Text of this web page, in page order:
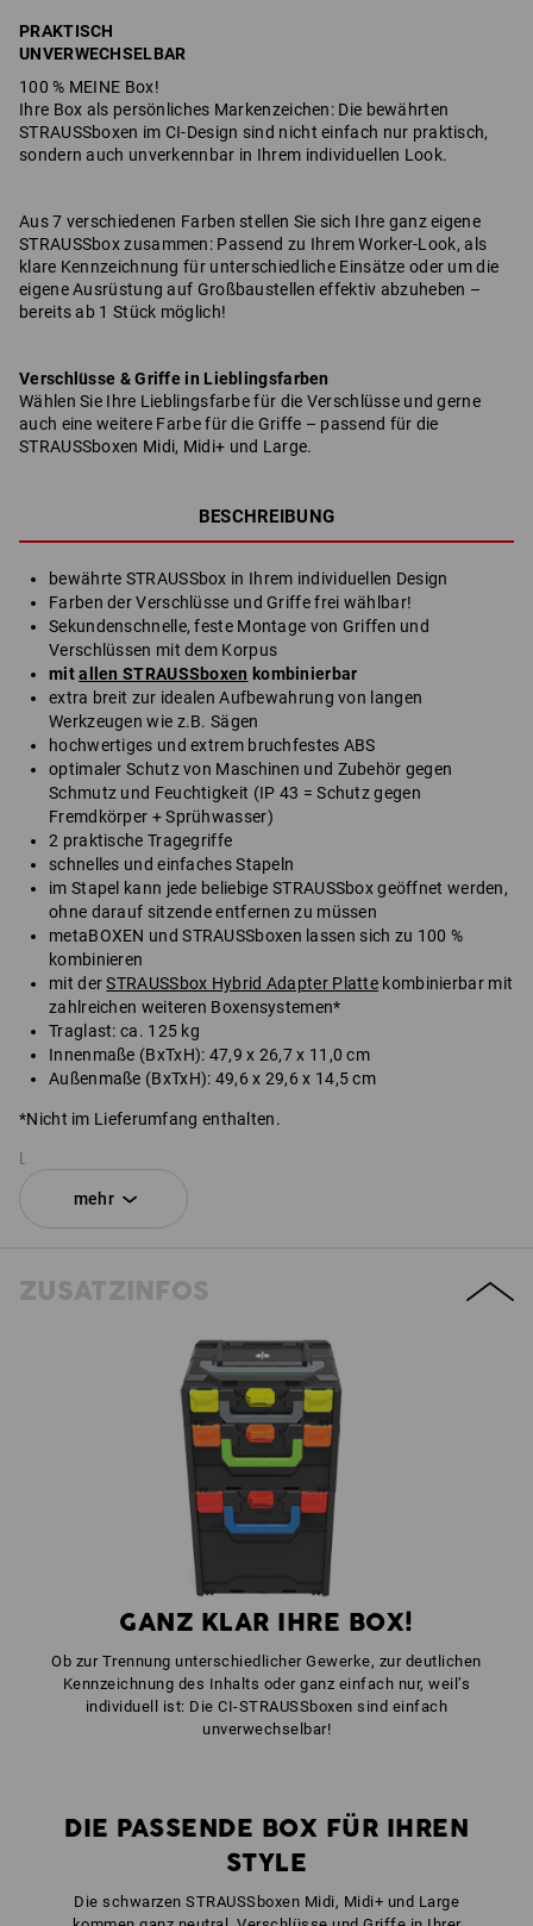
PRAKTISCH
UNVERWECHSELBAR
100 % MEINE Box!
Ihre Box als persönliches Markenzeichen: Die bewährten
STRAUSSboxen im CI-Design sind nicht einfach nur praktisch,
sondern auch unverkennbar in Ihrem individuellen Look.
Aus 7 verschiedenen Farben stellen Sie sich Ihre ganz eigene
STRAUSSbox zusammen: Passend zu Ihrem Worker-Look, als
klare Kennzeichnung für unterschiedliche Einsätze oder um die
eigene Ausrüstung auf Großbaustellen effektiv abzuheben –
bereits ab 1 Stück möglich!
Verschlüsse & Griffe in Lieblingsfarben
Wählen Sie Ihre Lieblingsfarbe für die Verschlüsse und gerne
auch eine weitere Farbe für die Griffe – passend für die
STRAUSSboxen Midi, Midi+ und Large.
BESCHREIBUNG
bewährte STRAUSSbox in Ihrem individuellen Design
Farben der Verschlüsse und Griffe frei wählbar!
Sekundenschnelle, feste Montage von Griffen und
Verschlüssen mit dem Korpus
mitallen STRAUSSboxen kombinierbar
extra breit zur idealen Aufbewahrung von langen
Werkzeugen wie z.B. Sägen
hochwertiges und extrem bruchfestes ABS
optimaler Schutz von Maschinen und Zubehör gegen
Schmutz und Feuchtigkeit (IP 43 = Schutz gegen
Fremdkörper + Sprühwasser)
2 praktische Tragegriffe
schnelles und einfaches Stapeln
im Stapel kann jede beliebige STRAUSSbox geöffnet werden,
ohne darauf sitzende entfernen zu müssen
metaBOXEN und STRAUSSboxen lassen sich zu 100 %
kombinieren
mit derSTRAUSSbox Hybrid Adapter Platte kombinierbar mit
zahlreichen weiteren Boxensystemen*
Traglast: ca. 125 kg
Innenmaße (BxTxH): 47,9 x 26,7 x 11,0 cm
Außenmaße (BxTxH): 49,6 x 29,6 x 14,5 cm
*Nicht im Lieferumfang enthalten.
Lieferung ohne Inhalt.
SET BESTEHEND AUS:
Farbe: schwarz
STRAUSSbox Verschlüsse
STRAUSSbox Frontgriff uni + Deckelgriff
mehr
ZUSATZINFOS
GANZ KLAR IHRE BOX!
Ob zur Trennung unterschiedlicher Gewerke, zur deutlichen
Kennzeichnung des Inhalts oder ganz einfach nur, weil’s
individuell ist: Die CI-STRAUSSboxen sind einfach
unverwechselbar!
DIE PASSENDE BOX FÜR IHREN
STYLE
Die schwarzen STRAUSSboxen Midi, Midi+ und Large